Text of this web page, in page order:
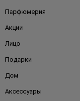
Парфюмерия
Акции
Лицо
Подарки
Дом
Аксессуары